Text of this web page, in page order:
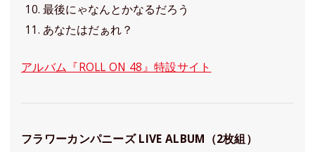
最後にゃなんとかなるだろう
あなたはだぁれ？
アルバム『ROLL ON 48』特設サイト
フラワーカンパニーズ LIVE ALBUM（2枚組）